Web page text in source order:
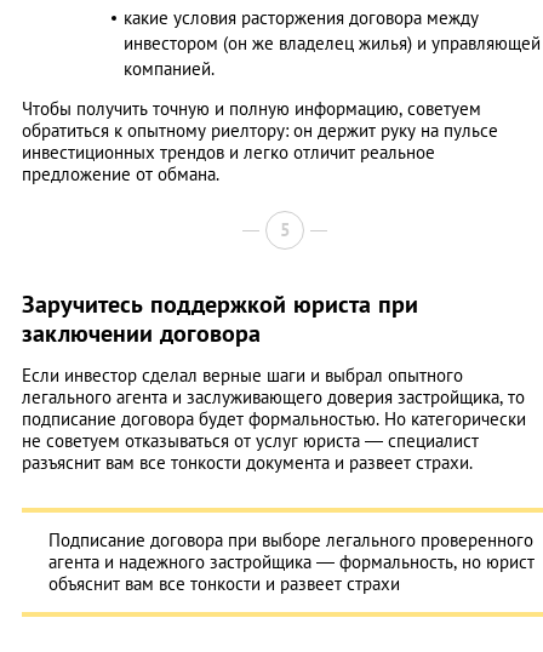
какие условия расторжения договора между
инвестором (он же владелец жилья) и управляющей
компанией.
Чтобы получить точную и полную информацию, советуем
обратиться к опытному риелтору: он держит руку на пульсе
инвестиционных трендов и легко отличит реальное
предложение от обмана.
5
Заручитесь поддержкой юриста при
заключении договора
Если инвестор сделал верные шаги и выбрал опытного
легального агента и заслуживающего доверия застройщика, то
подписание договора будет формальностью. Но категорически
не советуем отказываться от услуг юриста — специалист
разъяснит вам все тонкости документа и развеет страхи.
Подписание договора при выборе легального проверенного
агента и надежного застройщика — формальность, но юрист
объяснит вам все тонкости и развеет страхи